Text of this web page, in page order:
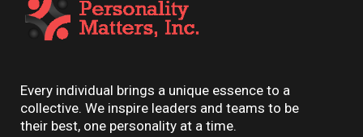
Every individual brings a unique essence to a
collective. We inspire leaders and teams to be
their best, one personality at a time.